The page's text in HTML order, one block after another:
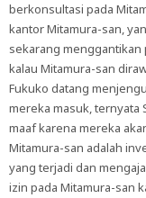
berkonsultasi pada
kantor Mitamura-san,
sekarang menggantikan
kalau Mitamura-san
Fukuko datang
mereka masuk, ternyata
maaf karena mereka
Mitamura-san adalah
yang terjadi dan
izin pada Mitamura-san